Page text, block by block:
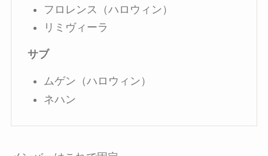
フロレンス（ハロウィン）
リミヴィーラ
サブ
ムゲン（ハロウィン）
ネハン